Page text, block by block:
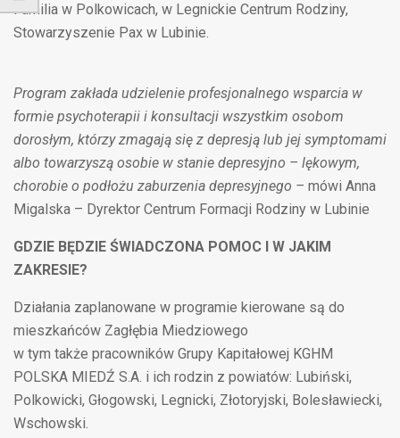
Familia w Polkowicach, w Legnickie Centrum Rodziny,
Stowarzyszenie Pax w Lubinie.
Program zakłada udzielenie profesjonalnego wsparcia w
formie psychoterapii i konsultacji wszystkim osobom
dorosłym, którzy zmagają się z depresją lub jej symptomami
albo towarzyszą osobie w stanie depresyjno – lękowym,
chorobie o podłożu zaburzenia depresyjnego – mówi Anna
Migalska – Dyrektor Centrum Formacji Rodziny w Lubinie
GDZIE BĘDZIE ŚWIADCZONA POMOC I W JAKIM
ZAKRESIE?
Działania zaplanowane w programie kierowane są do
mieszkańców Zagłębia Miedziowego
w tym także pracowników Grupy Kapitałowej KGHM
POLSKA MIEDŹ S.A. i ich rodzin z powiatów: Lubiński,
Polkowicki, Głogowski, Legnicki, Złotoryjski, Bolesławiecki,
Wschowski.